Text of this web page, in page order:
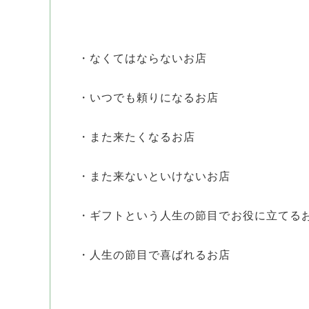
・なくてはならないお店
・いつでも頼りになるお店
・また来たくなるお店
・また来ないといけないお店
・ギフトという人生の節目でお役に立てる
・人生の節目で喜ばれるお店